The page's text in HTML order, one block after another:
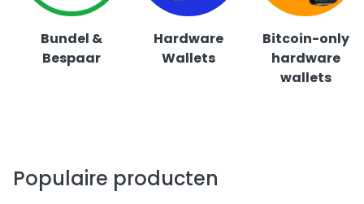
Bundel &
Bespaar
Hardware
Wallets
Bitcoin-only
hardware
wallets
Populaire producten